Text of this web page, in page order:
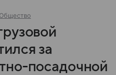
Общество
за
посадочной